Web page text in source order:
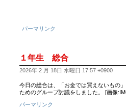
パーマリンク
１年生 総合
2026年 2 月 18日 水曜日 17:57 +0900
今日の総合は、「お金では買えないもの
ためのグループ討議をしました。 [画像
パーマリンク